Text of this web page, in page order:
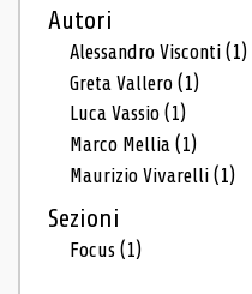
Autori
Alessandro Visconti(1)
Greta Vallero(1)
Luca Vassio(1)
Marco Mellia(1)
Maurizio Vivarelli(1)
Sezioni
Focus(1)